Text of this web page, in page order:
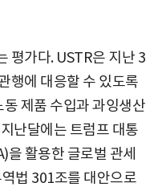
평가다. USTR은 지난 3
행에 대응할 수 있도록
제품 수입과 과잉생산
난달에는 트럼프 대통
을 활용한 글로벌 관세
법 301조를 대안으로